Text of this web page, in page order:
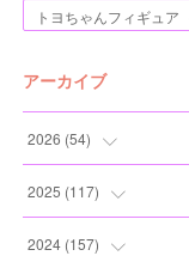
トヨちゃんフィギュア
アーカイブ
2026 (54)
(2)
(5)
2025 (117)
(11
2024(157)